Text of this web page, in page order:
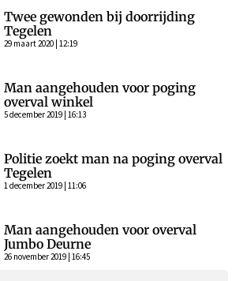
Twee gewonden bij doorrijding
Tegelen
29 maart 2020 | 12:19
Man aangehouden voor poging
overval winkel
5 december 2019 | 16:13
Politie zoekt man na poging overval
Tegelen
1 december 2019 | 11:06
Man aangehouden voor overval
Jumbo Deurne
26 november 2019 | 16:45